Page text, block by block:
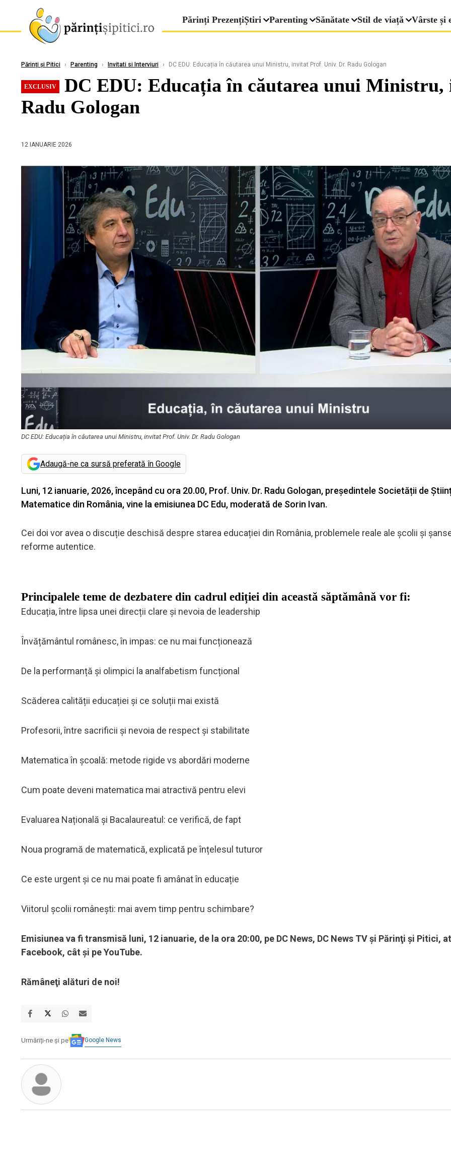
Părinți PrezențiȘtiri Parenting Sănătate Stil de viață Vârste și
Părinți și Pitici › Parenting › Invitati si Interviuri › DC EDU: Educația în căutarea unui Ministru, invitat Prof. Univ. Dr. Radu Gologan
EXCLUSIV
DC EDU: Educația în căutarea unui
Radu Gologan
12 IANUARIE 2026
DC EDU: Educația în căutarea unui Ministru, invitat Prof. Univ. Dr. Radu Gologan
Adaugă-ne ca sursă preferată în Google
Luni, 12 ianuarie, 2026, începând cu ora 20.00, Prof. Univ. Dr. Radu Gologan, președintele Societății de
Matematice din România, vine la emisiunea DC Edu, moderată de Sorin Ivan.
Cei doi vor avea o discuție deschisă despre starea educației din România, problemele reale ale școlii și
reforme autentice.
Principalele teme de dezbatere din cadrul ediției din această săptămână vor fi:
Educația, între lipsa unei direcții clare și nevoia de leadership
Învățământul românesc, în impas: ce nu mai funcționează
De la performanță și olimpici la analfabetism funcțional
Scăderea calității educației și ce soluții mai există
Profesorii, între sacrificii și nevoia de respect și stabilitate
Matematica în școală: metode rigide vs abordări moderne
Cum poate deveni matematica mai atractivă pentru elevi
Evaluarea Națională și Bacalaureatul: ce verifică, de fapt
Noua programă de matematică, explicată pe înțelesul tuturor
Ce este urgent și ce nu mai poate fi amânat în educație
Viitorul școlii românești: mai avem timp pentru schimbare?
Emisiunea va fi transmisă luni, 12 ianuarie, de la ora 20:00, pe DC News, DC News TV şi Părinţi şi Pitici,
Facebook, cât şi pe YouTube.
Rămâneţi alături de noi!
Urmăriți-ne și pe Google News